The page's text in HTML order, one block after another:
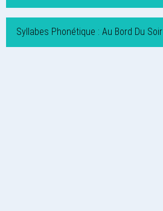
Syllabes Phonétique : Au Bord Du Soir